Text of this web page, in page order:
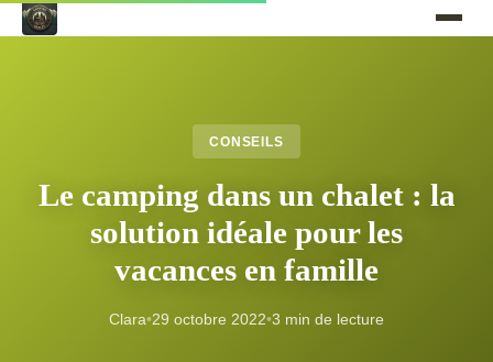
CONSEILS
Le camping dans un chalet : la
solution idéale pour les
vacances en famille
Clara•29 octobre 2022•3 min de lecture